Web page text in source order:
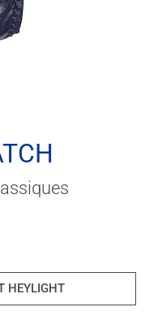
HEYLIGHT